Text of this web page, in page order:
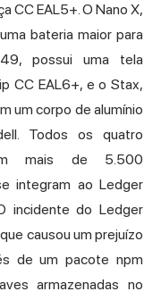
CC EAL5+. O Nano X,
bateria maior para
possui uma tela
CC EAL6+, e o Stax,
um corpo de alumínio
Todos os quatro
mais de 5.500
integram ao Ledger
incidente do Ledger
causou um prejuízo
de um pacote npm
armazenadas no